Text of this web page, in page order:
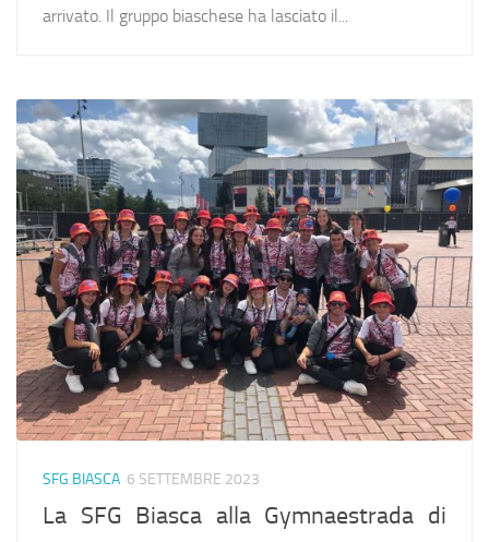
arrivato. Il gruppo biaschese ha lasciato il...
SFG BIASCA 6 SETTEMBRE 2023
La SFG Biasca alla Gymnaestrada di